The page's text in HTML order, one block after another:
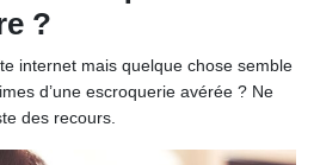
?
internet mais quelque chose semble
d’une escroquerie avérée ? Ne
des recours.